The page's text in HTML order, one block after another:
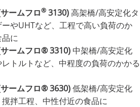
ームフロ® 3130)高架橋/高安定化タ
やUHTなど、工程で高い負荷のか
に
ームフロ® 3310) 中架橋/高安定化
トルトなど、中程度の負荷のかかる
ームフロ® 3630)低架橋/高安定化
拌工程、中性付近の食品に